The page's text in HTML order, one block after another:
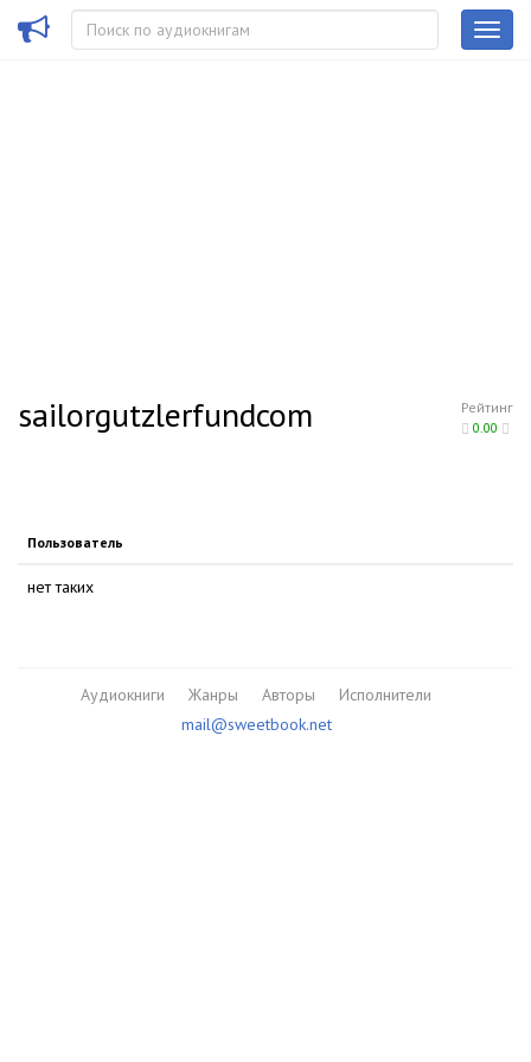
Рейтинг
0.00
sailorgutzlerfundcom
Пользователь
нет таких
Аудиокниги Жанры Авторы
Исполнители
mail@sweetbook.net